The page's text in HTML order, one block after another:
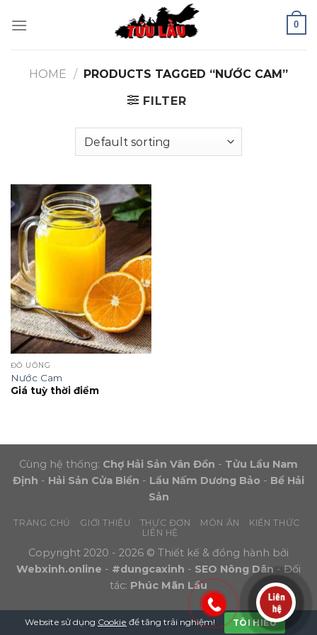
0
HOME / PRODUCTS TAGGED “NƯỚC CAM”
FILTER
ĐỒ UỐNG
Nước Cam
Giá tuỳ thời điểm
Cùng hệ thống: Chợ Hải Sản Vân Đồn - Tửu Lầu Nam
Định - Hải Sản Cửa Biển - Lẩu Nấm Dương Bảo - Bể Hải
Sản
TRANG CHỦ GIỚI THIỆU THỰC ĐƠN MÓN ĂN
KIẾN THỨC
LIÊN HỆ
Copyright 2020 - 2026 © Thiết kế & đồng hành bởi
Webxinh.online - #dungcaxinh - SEO Nông Dân - Đối
tác: Phúc Mãn Lầu
Website sử dụng Cookie để tăng trải nghiệm! TÔI HIỂU